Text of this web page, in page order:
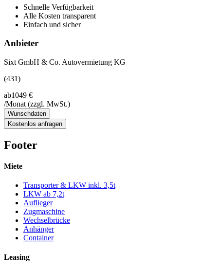
Schnelle Verfügbarkeit
Alle Kosten transparent
Einfach und sicher
Anbieter
Sixt GmbH & Co. Autovermietung KG
(431)
ab1049 €
/Monat (zzgl. MwSt.)
Wunschdaten
Kostenlos anfragen
Footer
Miete
Transporter & LKW inkl. 3,5t
LKW ab 7,2t
Auflieger
Zugmaschine
Wechselbrücke
Anhänger
Container
Leasing